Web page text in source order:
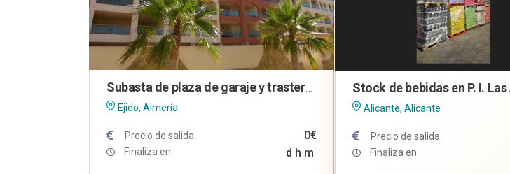
Subasta de plaza de garaje y trastero en El Ejido (Almería)
Ejido, Almería
Precio de salida 0€
Finaliza en d h m
Alicante, Alicante
Precio de salida
Finaliza en